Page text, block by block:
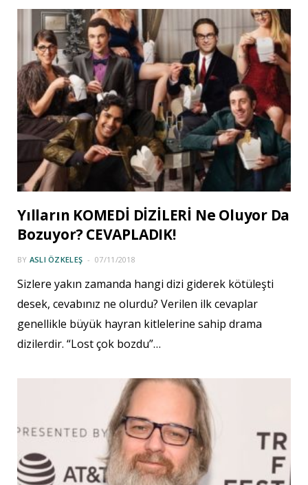
Yılların KOMEDİ DİZİLERİ Ne Oluyor Da
Bozuyor? CEVAPLADIK!
BY ASLI ÖZKELEŞ 07/11/2018
Sizlere yakın zamanda hangi dizi giderek kötüleşti
desek, cevabınız ne olurdu? Verilen ilk cevaplar
genellikle büyük hayran kitlelerine sahip drama
dizilerdir. “Lost çok bozdu”…